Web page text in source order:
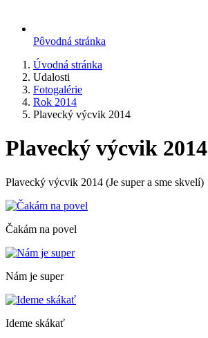
Pôvodná stránka
Úvodná stránka
Udalosti
Fotogalérie
Rok 2014
Plavecký výcvik 2014
Plavecký výcvik 2014
Plavecký výcvik 2014 (Je super a sme skvelí)
Čakám na povel
Nám je super
Ideme skákať